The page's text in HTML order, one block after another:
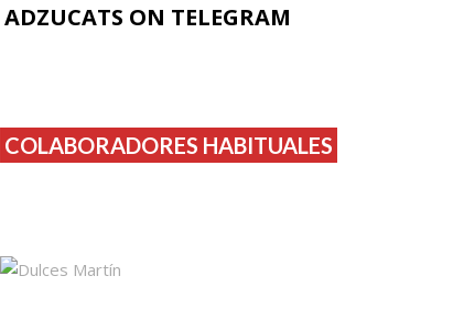
ADZUCATS ON TELEGRAM
COLABORADORES HABITUALES